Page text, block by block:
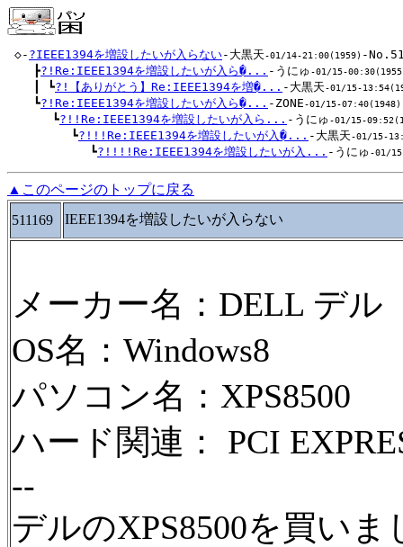
◇- ?IEEE1394を増設したいが入らない-大黒天-01/14-21:00(1959) -
┣?!Re:IEEE1394を増設したいが入ら�... -うにゅ -01/15-
┃ ┗?!【ありがとう】Re:IEEE1394を増�... -大黒天-01/15-
┗?!Re:IEEE1394を増設したいが入ら�... -ZONE-01/15-07:40(1948)
┗?!!Re:IEEE1394を増設したいが入ら... -うにゅ -01/15-
┗?!!!Re:IEEE1394を増設したいが入�... -大黒天-01/15-
┗?!!!!Re:IEEE1394を増設したいが入... -うにゅ -01/
▲このページのトップに戻る
511169
IEEE1394を増設したいが入らない
メーカー名：DELL デル
OS名：Windows8
パソコン名：XPS8500
ハード関連： PCI
--
デルのXPS8500を買い